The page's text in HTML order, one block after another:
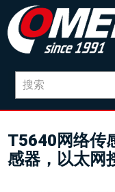
T5640网络传
感器，以太网